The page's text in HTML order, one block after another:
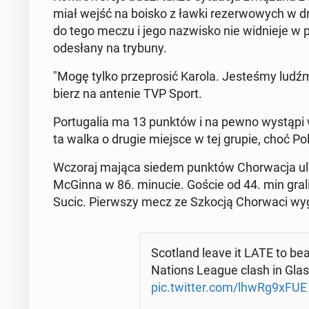
miał wejść na boisko z ławki re­zer­wo­wych w
do tego meczu i jego na­zwi­sko nie wid­nie­je w
ode­sła­ny na trybuny.
"Mogę tylko prze­pro­sić Karola. Je­ste­śmy
bierz na antenie TVP Sport.
Por­tu­ga­lia ma 13 punktów i na pewno
ta walka o drugie miejsce w tej grupie, choć
Wczoraj mająca siedem punktów Chor­wa­cja
McGinna w 86. minucie. Goście od 44. min
Sucic. Pierw­szy mecz ze Szkocją Chor­wa­ci
Sco­tland leave it LATE to
Nations League clash in Glasgow
pic.twitter.com/lhwRg9xFUE